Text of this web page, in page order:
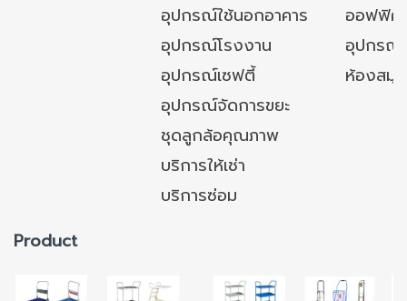
อุปกรณ์ใช้นอกอาคาร
ออฟฟิศ/
อุปกรณ์โรงงาน
อุปกรณ์
อุปกรณ์เซฟตี้
ห้องสมุ
อุปกรณ์จัดการขยะ
ชุดลูกล้อคุณภาพ
บริการให้เช่า
บริการซ่อม
Product